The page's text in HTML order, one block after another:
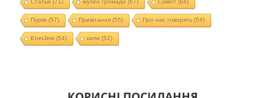
Статьи (71) музей громади (67) Суккот (64)
Пурім (57) Привітання(55) Про нас говорять (54)
EnerJew(54) хали (52)